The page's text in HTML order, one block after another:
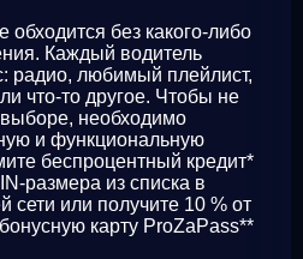
обходится без какого-либо
Каждый водитель
радио, любимый плейлист,
что-то другое. Чтобы не
необходимо
и функциональную
беспроцентный кредит*
размера из списка в
или получите 10 % от
карту ProZaPass**